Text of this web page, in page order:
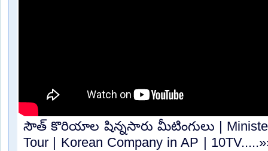
సౌత్ కొరియాల షిన్నసారు మీటింగులు | Minister
Tour | Korean Company in AP |